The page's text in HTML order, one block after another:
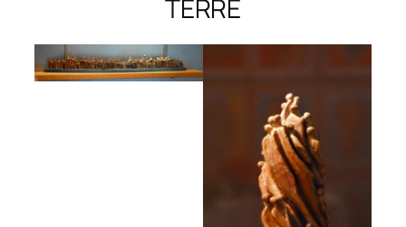
TERRE